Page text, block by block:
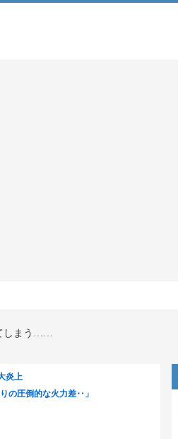
しまう……